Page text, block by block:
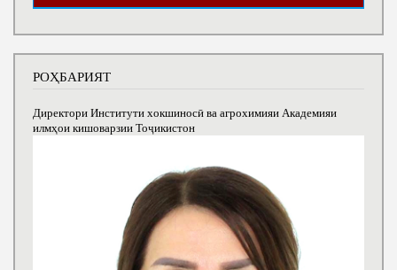
РОҲБАРИЯТ
Директори Институти хокшиносӣ ва агрохимияи Академияи
илмҳои кишоварзии Тоҷикистон